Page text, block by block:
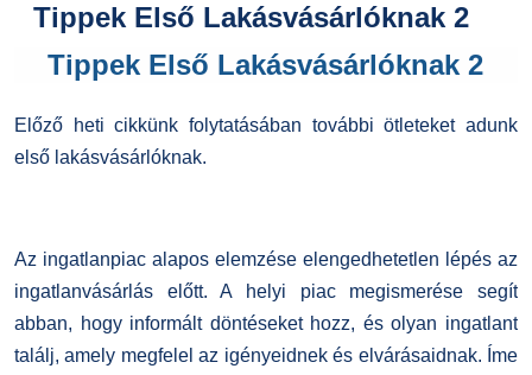
Tippek Első Lakásvásárlóknak 2
Tippek Első Lakásvásárlóknak 2
Előző heti cikkünk folytatásában további ötleteket adunk
első lakásvásárlóknak.
Az ingatlanpiac alapos elemzése elengedhetetlen lépés az
ingatlanvásárlás előtt. A helyi piac megismerése segít
abban, hogy informált döntéseket hozz, és olyan ingatlant
találj, amely megfelel az igényeidnek és elvárásaidnak. Íme